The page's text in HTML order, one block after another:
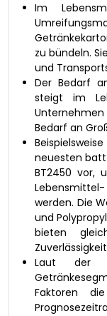
Im
zu bündeln.
und
Der Bedarf
steigt im
Bedarf an
Beispielsweise
neuesten
BT2450 vor,
werden. Die
und
bieten
Laut der
Faktoren